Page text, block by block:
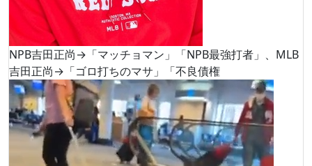
NPB吉田正尚→「マッチョマン」「NPB最強打者」、MLB
吉田正尚→「ゴロ打ちのマサ」「不良債権